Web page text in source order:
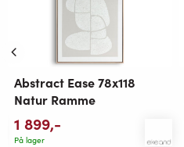
Abstract Ease 78x118
Natur Ramme
1 899,-
På lager